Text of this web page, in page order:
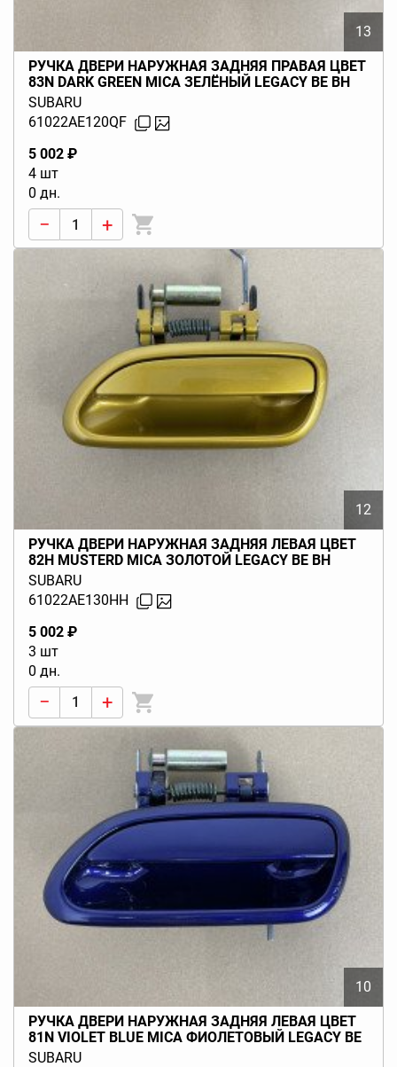
13
РУЧКА ДВЕРИ НАРУЖНАЯ ЗАДНЯЯ ПРАВАЯ ЦВЕТ
83N DARK GREEN MICA ЗЕЛЁНЫЙ LEGACY BE BH
(B12) 1999-2001
SUBARU
61022AE120QF
5 002 ₽
4 шт
0 дн.
− +
12
РУЧКА ДВЕРИ НАРУЖНАЯ ЗАДНЯЯ ЛЕВАЯ ЦВЕТ
82H MUSTERD MICA ЗОЛОТОЙ LEGACY BE BH
(B12) 1999-2000
SUBARU
61022AE130HH
5 002 ₽
3 шт
0 дн.
− +
10
РУЧКА ДВЕРИ НАРУЖНАЯ ЗАДНЯЯ ЛЕВАЯ ЦВЕТ
81N VIOLET BLUE MICA ФИОЛЕТОВЫЙ LEGACY BE
BH (B12) 1999-2000
SUBARU